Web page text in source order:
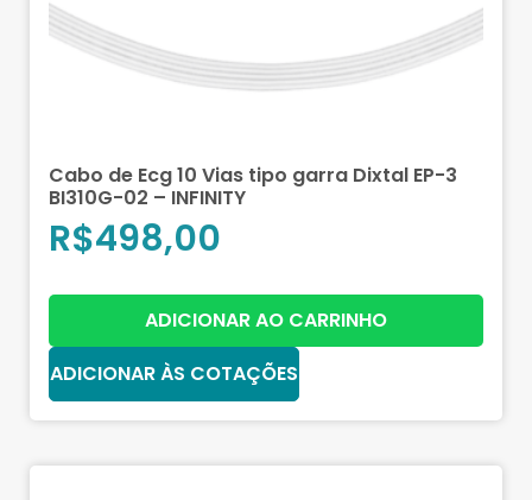
Cabo de Ecg 10 Vias tipo garra Dixtal EP-3
BI310G-02 – INFINITY
R$498,00
ADICIONAR AO CARRINHO
ADICIONAR ÀS COTAÇÕES